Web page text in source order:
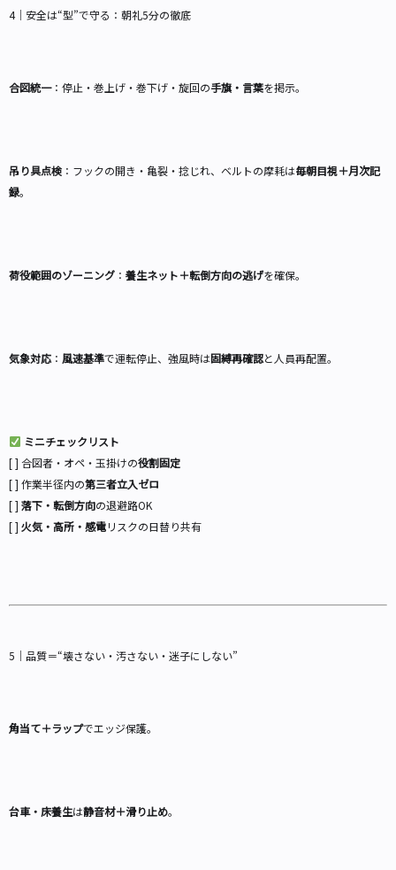
4｜安全は“型”で守る：朝礼5分の徹底
合図統一：停止・巻上げ・巻下げ・旋回の手旗・言葉を掲示。
吊り具点検 ：フックの開き・亀裂・捻じれ、ベルトの摩耗は毎朝目視＋月次記
録。
荷役範囲のゾーニング ： 養生ネット＋転倒方向の逃げを確保。
気象対応 ： 風速基準で運転停止、強風時は固縛再確認と人員再配置。
ミニチェックリスト
[ ] 合図者・オペ・玉掛けの役割固定
[ ] 作業半径内の第三者立入ゼロ
[ ] 落下・転倒方向の退避路OK
[ ] 火気・高所・感電リスクの日替り共有
5｜品質＝“壊さない・汚さない・迷子にしない”
角当て＋ラップでエッジ保護。
台車・床養生は静音材＋滑り止め。